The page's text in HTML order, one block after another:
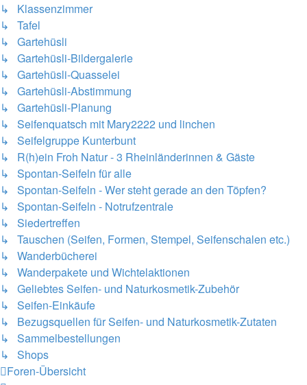
↳ Klassenzimmer
↳ Tafel
↳ Gartehüsli
↳ Gartehüsli-Bildergalerie
↳ Gartehüsli-Quasselei
↳ Gartehüsli-Abstimmung
↳ Gartehüsli-Planung
↳ Seifenquatsch mit Mary2222 und linchen
↳ Seifelgruppe Kunterbunt
↳ R(h)ein Froh Natur - 3 Rheinländerinnen & Gäste
↳ Spontan-Seifeln für alle
↳ Spontan-Seifeln - Wer steht gerade an den Töpfen?
↳ Spontan-Seifeln - Notrufzentrale
↳ Siedertreffen
↳ Tauschen (Seifen, Formen, Stempel, Seifenschalen etc.)
↳ Wanderbücherei
↳ Wanderpakete und Wichtelaktionen
↳ Geliebtes Seifen- und Naturkosmetik-Zubehör
↳ Seifen-Einkäufe
↳ Bezugsquellen für Seifen- und Naturkosmetik-Zutaten
↳ Sammelbestellungen
↳ Shops
Foren-Übersicht